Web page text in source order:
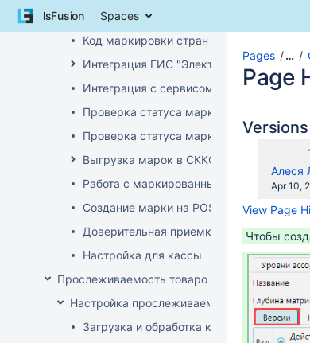
Skip
lsFusion Spaces
УКЗ маркировка
Код маркировки стран ЕАЭС
Интеграция ГИС "Электронный Знак"
Интеграция с сервисом "Цифровой
Проверка статуса марки на ТСД
Проверка статуса марки на приходе
Выгрузка марок в СККО при реализации
Работа с маркированным товаром на
Создание марки на POS
Доверительная приемка
Настройка для кассы
Прослеживаемость товаров
Настройка прослеживаемости
Загрузка и обработка кодов ТН ВЭД
Pages …
Page
Алеся
Saved
Apr 10,
View Page
Чтобы